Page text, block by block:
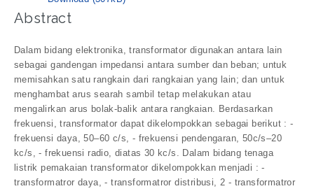
Abstract
Dalam bidang elektronika, transformator digunakan antara lain
sebagai gandengan impedansi antara sumber dan beban; untuk
memisahkan satu rangkain dari rangkaian yang lain; dan untuk
menghambat arus searah sambil tetap melakukan atau
mengalirkan arus bolak-balik antara rangkaian. Berdasarkan
frekuensi, transformator dapat dikelompokkan sebagai berikut : -
frekuensi daya, 50–60 c/s, - frekuensi pendengaran, 50c/s–20
kc/s, - frekuensi radio, diatas 30 kc/s. Dalam bidang tenaga
listrik pemakaian transformator dikelompokkan menjadi : -
transformatror daya, - transformatror distribusi, 2 - transformatror